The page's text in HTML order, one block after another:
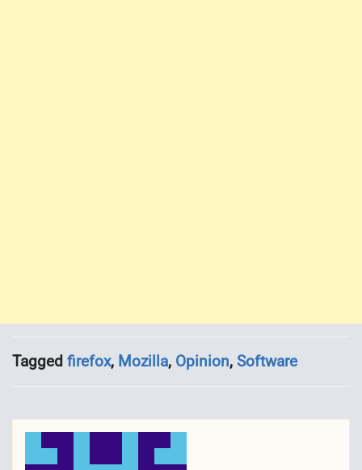
Tagged firefox, Mozilla, Opinion, Software